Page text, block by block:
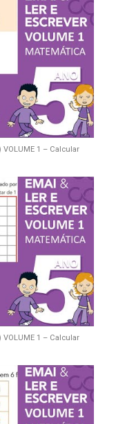
VOLUME 1 – Calcular
VOLUME 1 – Calcular